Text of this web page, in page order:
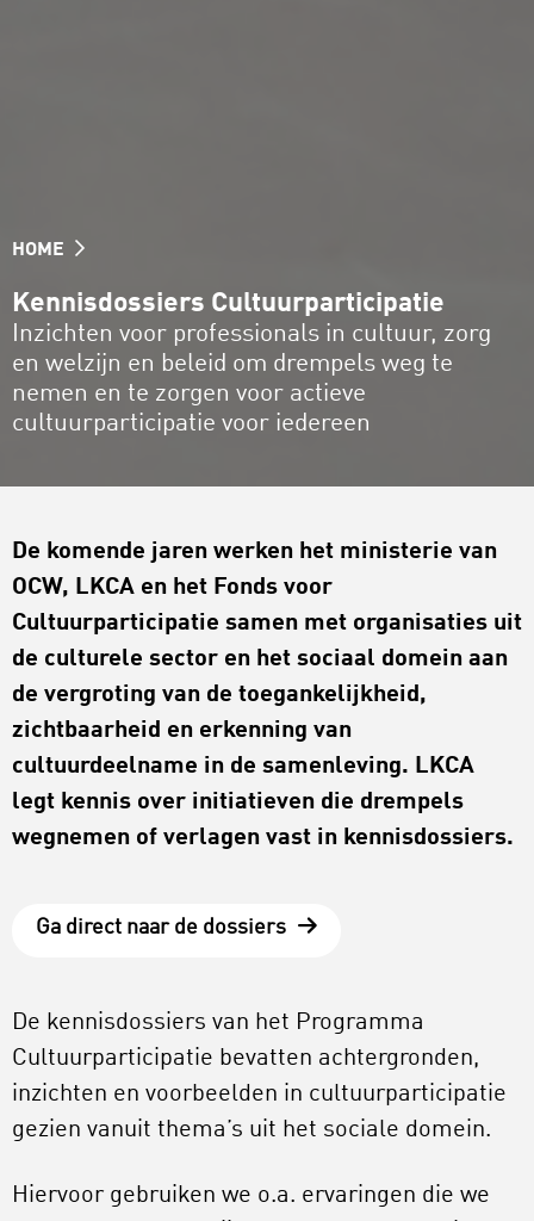
HOME
Kennisdossiers Cultuurparticipatie
Inzichten voor professionals in cultuur, zorg
en welzijn en beleid om drempels weg te
nemen en te zorgen voor actieve
cultuurparticipatie voor iedereen
De komende jaren werken het ministerie van
OCW, LKCA en het Fonds voor
Cultuurparticipatie samen met organisaties uit
de culturele sector en het sociaal domein aan
de vergroting van de toegankelijkheid,
zichtbaarheid en erkenning van
cultuurdeelname in de samenleving. LKCA
legt kennis over initiatieven die drempels
wegnemen of verlagen vast in kennisdossiers.
Ga direct naar de dossiers
De kennisdossiers van het Programma
Cultuurparticipatie bevatten achtergronden,
inzichten en voorbeelden in cultuurparticipatie
gezien vanuit thema’s uit het sociale domein.
Hiervoor gebruiken we o.a. ervaringen die we